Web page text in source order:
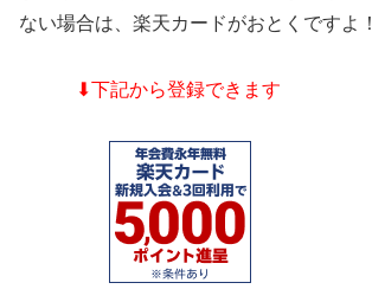
ない場合は、楽天カードがおとくですよ！
⬇下記から登録できます